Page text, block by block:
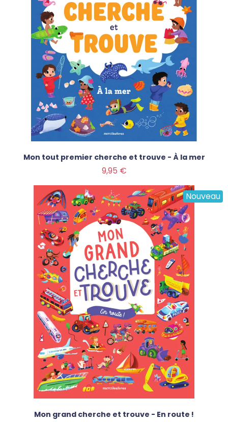
Mon tout premier cherche et trouve - À la mer
9,95 €
Nouveau
Mon grand cherche et trouve - En route !